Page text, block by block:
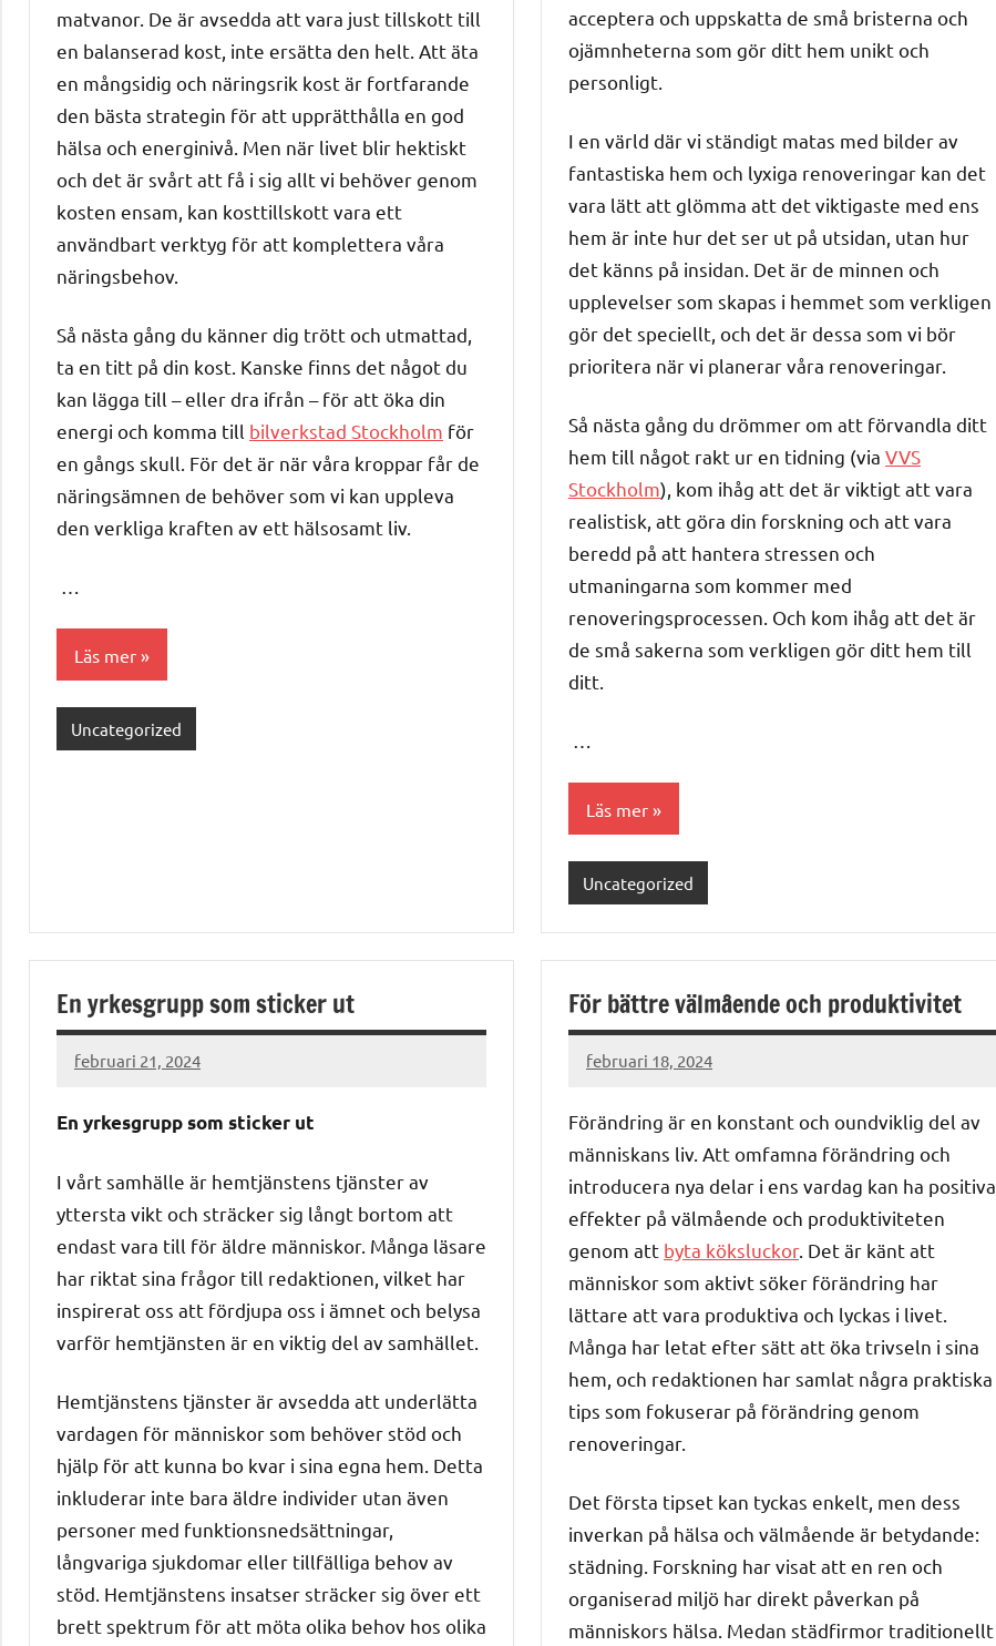
matvanor. De är avsedda att vara just tillskott till
en balanserad kost, inte ersätta den helt. Att äta
en mångsidig och näringsrik kost är fortfarande
den bästa strategin för att upprätthålla en god
hälsa och energinivå. Men när livet blir hektiskt
och det är svårt att få i sig allt vi behöver genom
kosten ensam, kan kosttillskott vara ett
användbart verktyg för att komplettera våra
näringsbehov.
Så nästa gång du känner dig trött och utmattad,
ta en titt på din kost. Kanske finns det något du
kan lägga till – eller dra ifrån – för att öka din
energi och komma till bilverkstad Stockholm för
en gångs skull. För det är när våra kroppar får de
näringsämnen de behöver som vi kan uppleva
den verkliga kraften av ett hälsosamt liv.
Läs mer
Uncategorized
acceptera och uppskatta de små bristerna och
ojämnheterna som gör ditt hem unikt och
personligt.
I en värld där vi ständigt matas med bilder av
fantastiska hem och lyxiga renoveringar kan det
vara lätt att glömma att det viktigaste med ens
hem är inte hur det ser ut på utsidan, utan hur
det känns på insidan. Det är de minnen och
upplevelser som skapas i hemmet som verkligen
gör det speciellt, och det är dessa som vi bör
prioritera när vi planerar våra renoveringar.
Så nästa gång du drömmer om att förvandla ditt
hem till något rakt ur en tidning (via VVS
Stockholm), kom ihåg att det är viktigt att vara
realistisk, att göra din forskning och att vara
beredd på att hantera stressen och
utmaningarna som kommer med
renoveringsprocessen. Och kom ihåg att det är
de små sakerna som verkligen gör ditt hem till
ditt.
Läs mer
Uncategorized
En yrkesgrupp som sticker ut
februari 21, 2024
admin
En yrkesgrupp som sticker ut
I vårt samhälle är hemtjänstens tjänster av
yttersta vikt och sträcker sig långt bortom att
endast vara till för äldre människor. Många läsare
har riktat sina frågor till redaktionen, vilket har
inspirerat oss att fördjupa oss i ämnet och belysa
varför hemtjänsten är en viktig del av samhället.
Hemtjänstens tjänster är avsedda att underlätta
vardagen för människor som behöver stöd och
hjälp för att kunna bo kvar i sina egna hem. Detta
inkluderar inte bara äldre individer utan även
personer med funktionsnedsättningar,
långvariga sjukdomar eller tillfälliga behov av
stöd. Hemtjänstens insatser sträcker sig över ett
brett spektrum för att möta olika behov hos olika
För bättre välmående och produktivitet
februari 18, 2024
admin
Förändring är en konstant och oundviklig del av
människans liv. Att omfamna förändring och
introducera nya delar i ens vardag kan ha positiva
effekter på välmående och produktiviteten
genom att byta köksluckor. Det är känt att
människor som aktivt söker förändring har
lättare att vara produktiva och lyckas i livet.
Många har letat efter sätt att öka trivseln i sina
hem, och redaktionen har samlat några praktiska
tips som fokuserar på förändring genom
renoveringar.
Det första tipset kan tyckas enkelt, men dess
inverkan på hälsa och välmående är betydande:
städning. Forskning har visat att en ren och
organiserad miljö har direkt påverkan på
människors hälsa. Medan städfirmor traditionellt